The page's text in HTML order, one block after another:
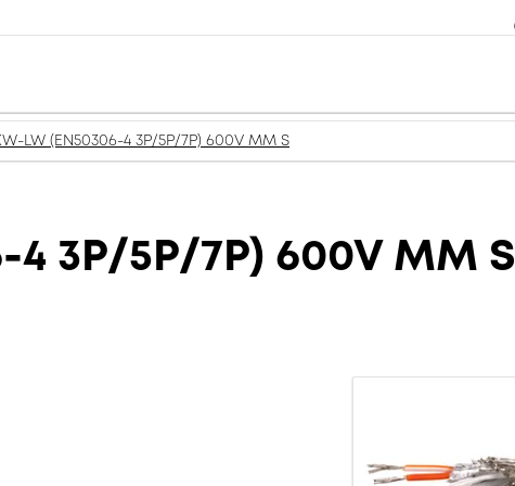
LW (EN50306-4 3P/5P/7P) 600V MM S
4 3P/5P/7P) 600V MM S